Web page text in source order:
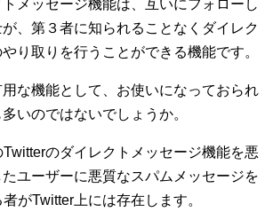
メッセージ機能は、互いにフォローし
、第３者に知られることなくダイレク
り取りを行うことができる機能です。
な機能として、お使いになっておられ
いのではないでしょうか。
のダイレクトメッセージ機能を悪
ユーザーに悪質なスパムメッセージを
がTwitter上には存在します。